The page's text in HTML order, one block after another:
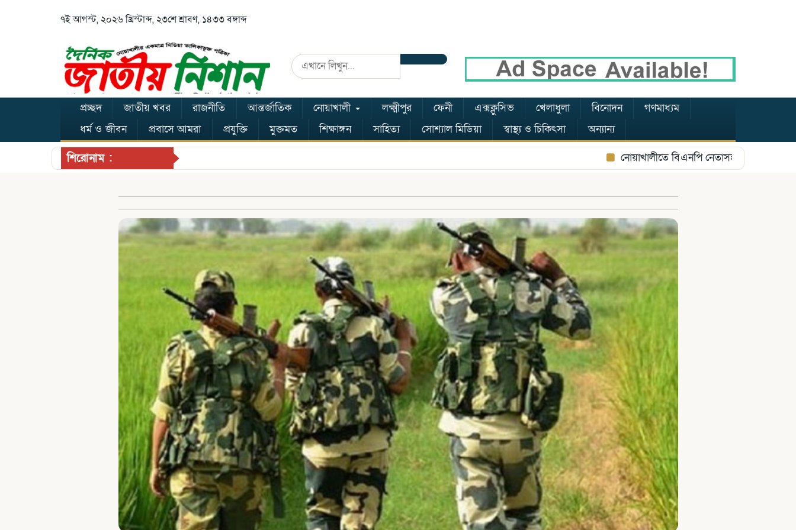
৭ই আগস্ট, ২০২৬ খ্রিস্টাব্দ, ২৩শে শ্রাবণ, ১৪৩৩ বঙ্গাব্দ
প্রচ্ছদ জাতীয় খবর রাজনীতি আন্তর্জাতিক নোয়াখালী লক্ষ্মীপুর ফেনী এক্সক্লুসিভ খেলাধুলা বিনোদন
গণমাধ্যম
ধর্ম ও জীবন
প্রবাসে আমরা প্রযুক্তি মুক্তমত শিক্ষাঙ্গন সাহিত্য সোশ্যাল মিডিয়া স্বাস্থ্য ও চিকিৎসা অন্যান্য
শিরোনাম : নোয়াখালীতে বিএনপি নেতাসহ ২ জন গুলিবিদ্ধের